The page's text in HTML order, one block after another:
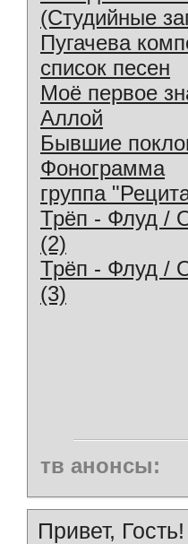
(Студийные
Пугачева
список песен
Моё первое
Аллой
Бывшие
Фонограмма
группа
Трёп - Флуд /
(2)
Трёп - Флуд /
(3)
тв анонсы:
Привет, Гость!